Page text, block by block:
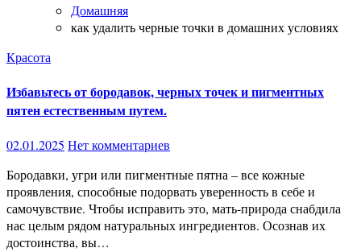
Домашняя
как удалить черные точки в домашних условиях
Красота
Избавьтесь от бородавок, черных точек и пигментных
пятен естественным путем.
02.01.2025 Нет комментариев
Бородавки, угри или пигментные пятна – все кожные
проявления, способные подорвать уверенность в себе и
самочувствие. Чтобы исправить это, мать-природа снабдила
нас целым рядом натуральных ингредиентов. Осознав их
достоинства, вы…